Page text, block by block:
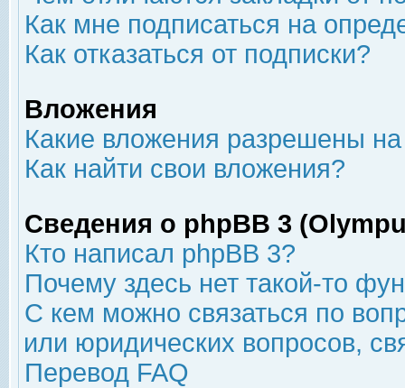
Как мне подписаться на
Как отказаться от подписки?
Вложения
Какие вложения разрешены
Как найти свои вложения?
Сведения о phpBB 3
Кто написал phpBB 3?
Почему здесь нет такой-то
С кем можно связаться по
или юридических вопросов,
Перевод FAQ